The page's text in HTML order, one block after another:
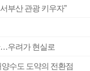
부산 관광 키우자”
…우려가 현실로
수도 도약의 전환점